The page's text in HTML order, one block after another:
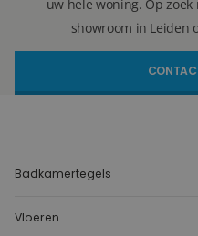
uw hele woning. Op zoek
showroom in Leiden
Badkamertegels
Vloeren